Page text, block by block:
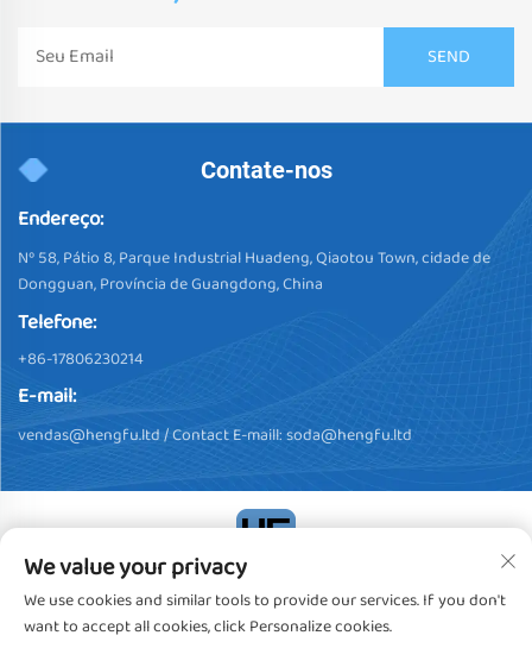
Contate-nos
Endereço:
Nº 58, Pátio 8, Parque Industrial Huadeng, Qiaotou Town, cidade de
Dongguan, Província de Guangdong, China
Telefone:
+86-17806230214
E-mail:
vendas@hengfu.ltd/ Contact E-maill:soda@hengfu.ltd
Direitos Autorais © 2024, Dongguan Hengfu Plastic Products Co.,
Ltd. Todos os Direitos ReservadosPolítica de privacidade
We value your privacy
We use cookies and similar tools to provide our services. If you don't
want to accept all cookies, click Personalize cookies.